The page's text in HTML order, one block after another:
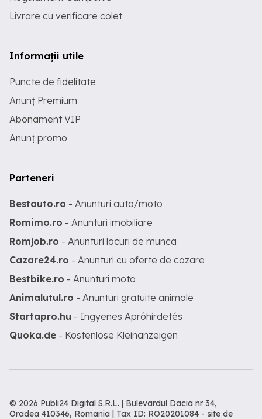
Livrare cu verificare colet
Informații utile
Puncte de fidelitate
Anunț Premium
Abonament VIP
Anunț promo
Parteneri
Bestauto.ro - Anunturi auto/moto
Romimo.ro - Anunturi imobiliare
Romjob.ro - Anunturi locuri de munca
Cazare24.ro - Anunturi cu oferte de cazare
Bestbike.ro - Anunturi moto
Animalutul.ro - Anunturi gratuite animale
Startapro.hu - Ingyenes Apróhirdetés
Quoka.de - Kostenlose Kleinanzeigen
© 2026 Publi24 Digital S.R.L. | Bulevardul Dacia nr 34,
Oradea 410346, Romania | Tax ID: RO20201084 - site de